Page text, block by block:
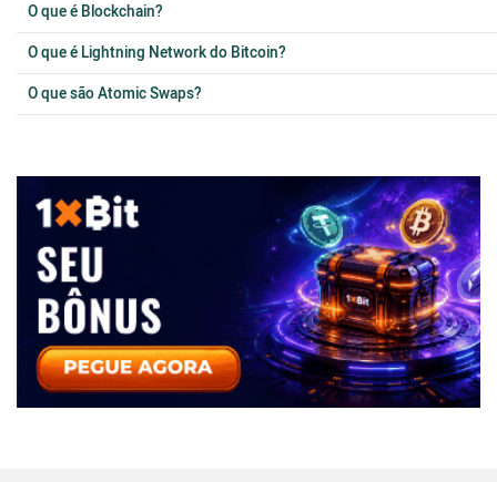
O que é Blockchain?
O que é Lightning Network do Bitcoin?
O que são Atomic Swaps?